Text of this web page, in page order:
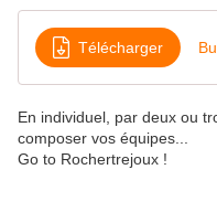
Télécharger
En individuel, par deux ou
composer vos équipes...
Go to Rochertrejoux !